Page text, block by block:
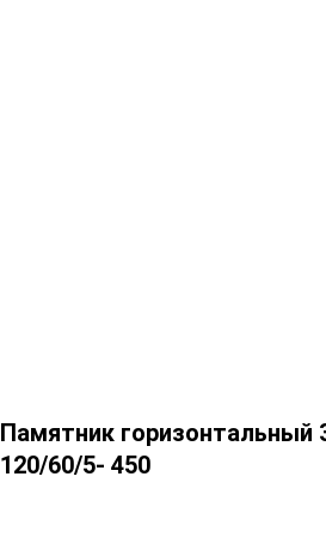
Памятник горизонтальный
120/60/5- 450